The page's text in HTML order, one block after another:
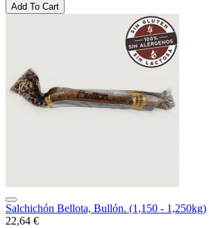
Add To Cart
Salchichón Bellota, Bullón. (1,150 - 1,250kg)
22,64 €